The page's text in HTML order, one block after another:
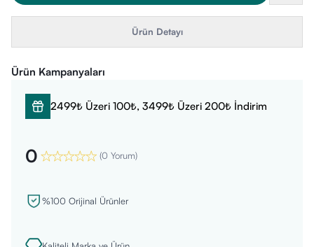
Ürün Detayı
Ürün Kampanyaları
2499₺ Üzeri 100₺, 3499₺ Üzeri 200₺ İndirim
0 (0 Yorum)
%100 Orijinal Ürünler